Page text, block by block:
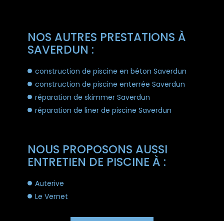
NOS AUTRES PRESTATIONS À
SAVERDUN :
construction de piscine en béton Saverdun
construction de piscine enterrée Saverdun
réparation de skimmer Saverdun
réparation de liner de piscine Saverdun
NOUS PROPOSONS AUSSI
ENTRETIEN DE PISCINE À :
Auterive
Le Vernet